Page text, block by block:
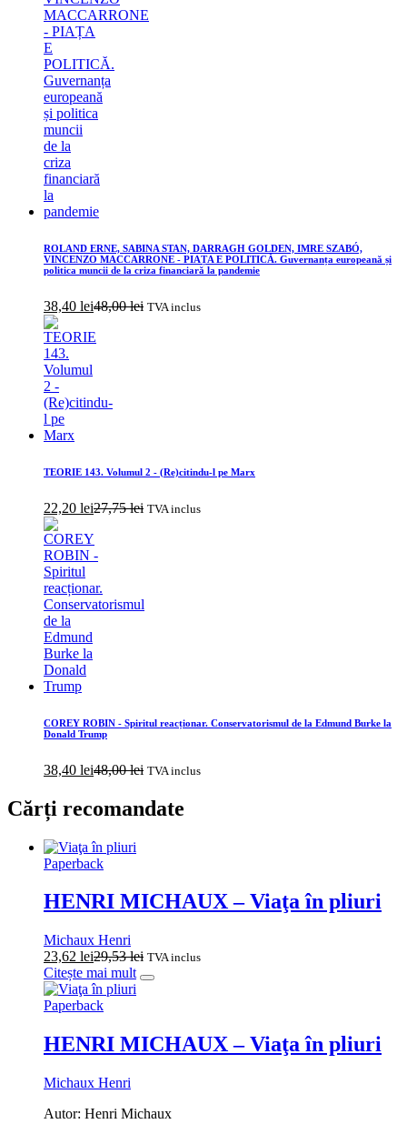
ROLAND ERNE, SABINA STAN, DARRAGH GOLDEN, IMRE SZABÓ,
VINCENZO MACCARRONE - PIAȚA E POLITICĂ. Guvernanța europeană și
politica muncii de la criza financiară la pandemie
38,40 lei48,00lei TVA inclus
TEORIE 143. Volumul 2 - (Re)citindu-l pe Marx
22,20 lei27,75lei TVA inclus
COREY ROBIN - Spiritul reacționar. Conservatorismul de la Edmund Burke la
Donald Trump
38,40 lei48,00lei TVA inclus
Cărți recomandate
Paperback
HENRI MICHAUX – Viaţa în pliuri
Michaux Henri
23,62 lei29,53lei TVA inclus
Citește mai mult
Paperback
HENRI MICHAUX – Viaţa în pliuri
Michaux Henri
Autor: Henri Michaux